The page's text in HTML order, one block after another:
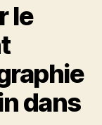
le
dans